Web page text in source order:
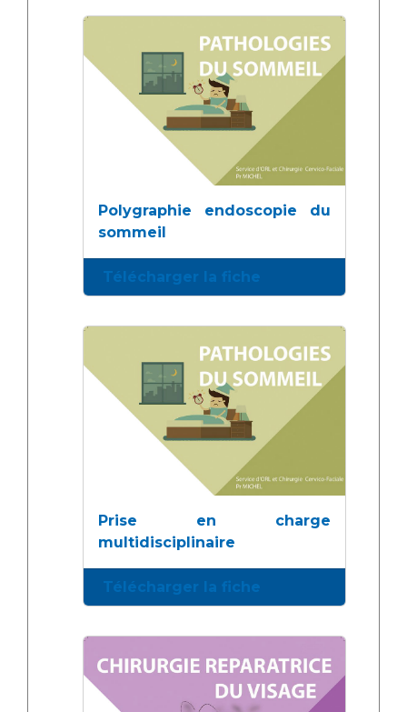
Polygraphie endoscopie du
sommeil
Télécharger la fiche
Prise en charge
multidisciplinaire
Télécharger la fiche